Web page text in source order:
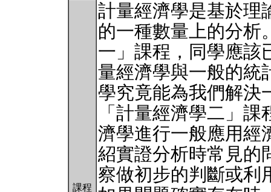
課程
計量經濟學是基於理
的一種數量上的分析
一」課程，同學應該
量經濟學與一般的統
學究竟能為我們解決
「計量經濟學二」
濟學進行一般應用經
紹實證分析時常見的
察做初步的判斷或利